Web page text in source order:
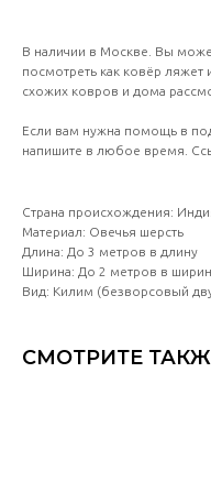
В наличии в Москве. Вы
посмотреть как ковёр
схожих ковров и дома
Если вам нужна помощь в
напишите в любое время.
Страна происхождения:
Материал: Овечья шерсть
Длина: До 3 метров в длину
Ширина: До 2 метров в
Вид: Килим (безворсовый
СМОТРИТЕ